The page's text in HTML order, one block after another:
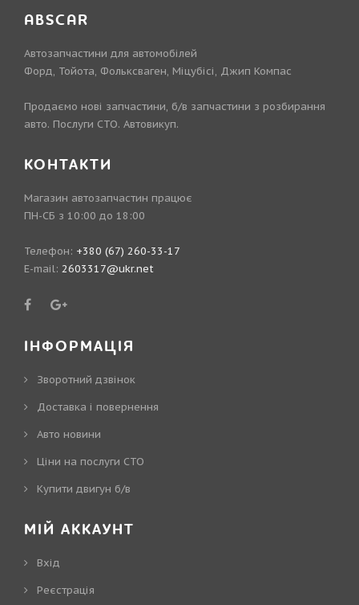
ABSCAR
Автозапчастини для автомобілей
Форд, Тойота, Фольксваген, Міцубісі, Джип Компас
Продаємо нові запчастини, б/в запчастини з розбирання
авто. Послуги СТО. Автовикуп.
КОНТАКТИ
Магазин автозапчастин працює
ПН-СБ з 10:00 до 18:00
Телефон: +380 (67) 260-33-17
E-mail: 2603317@ukr.net
ІНФОРМАЦІЯ
Зворотний дзвінок
Доставка і повернення
Авто новини
Ціни на послуги СТО
Купити двигун б/в
МІЙ АККАУНТ
Вхід
Реєстрація